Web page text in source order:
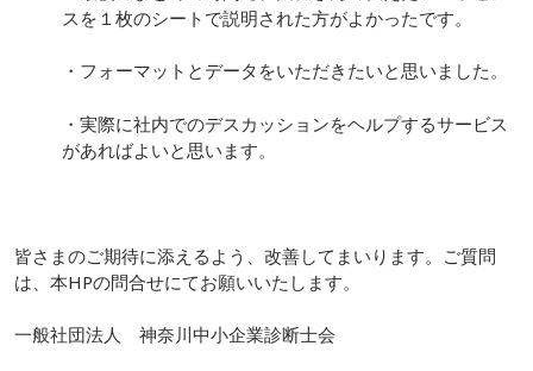
スを１枚のシートで説明された方がよかったです。
・フォーマットとデータをいただきたいと思いました。
・実際に社内でのデスカッションをヘルプするサービス
があればよいと思います。
皆さまのご期待に添えるよう、改善してまいります。ご質問
は、本HPの問合せにてお願いいたします。
一般社団法人 神奈川中小企業診断士会